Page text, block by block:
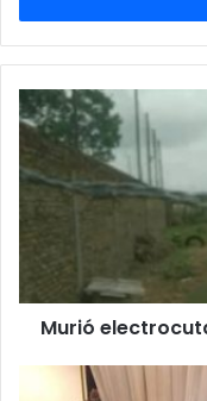
Murió